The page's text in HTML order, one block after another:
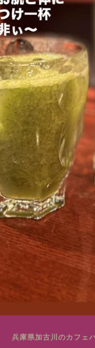
兵庫県加古川のカフェ